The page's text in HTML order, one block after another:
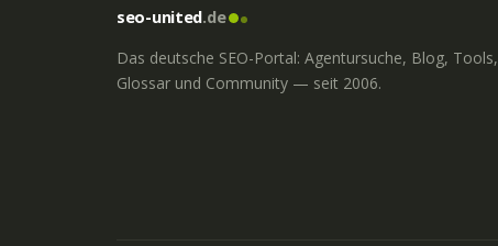
seo-united.de
Das deutsche SEO-Portal: Agentursuche, Blog, Tools,
Glossar und Community — seit 2006.